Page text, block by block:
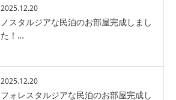
2025.12.20
ノスタルジアな民泊のお部屋完成しまし
た！…
2025.12.20
フォレスタルジアな民泊のお部屋完成し